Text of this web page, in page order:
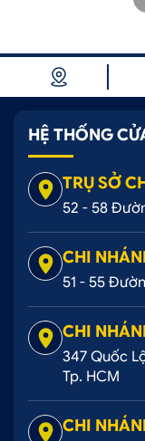
HỆ THỐNG
TRỤ SỞ
52 - 58
CHI
51 - 55
CHI
347 Quốc
Tp. HCM
CHI